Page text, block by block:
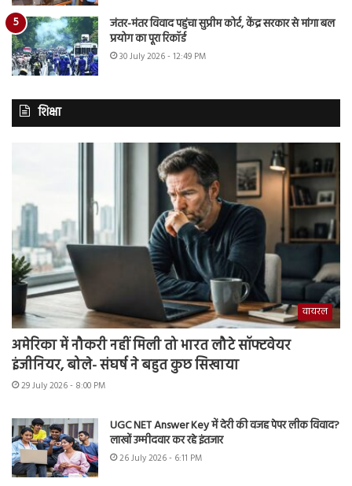
जंतर-मंतर विवाद पहुंचा सुप्रीम कोर्ट, केंद्र सरकार से मांगा बल
प्रयोग का पूरा रिकॉर्ड
30 July 2026 - 12:49 PM
शिक्षा
वायरल
अमेरिका में नौकरी नहीं मिली तो भारत लौटे सॉफ्टवेयर
इंजीनियर, बोले- संघर्ष ने बहुत कुछ सिखाया
29 July 2026 - 8:00 PM
UGC NET Answer Key में देरी की वजह पेपर लीक विवाद?
लाखों उम्मीदवार कर रहे इंतजार
26 July 2026 - 6:11 PM